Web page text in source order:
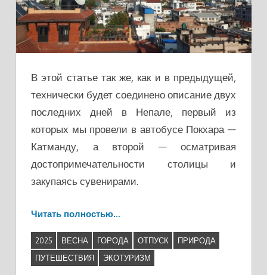
В этой статье так же, как и в предыдущей,
технически будет соединено описание двух
последних дней в Непале, первый из
которых мы провели в автобусе Покхара —
Катманду, а второй — осматривая
достопримечательности столицы и
закупаясь сувенирами.
Читать полностью…
2025 ВЕСНА ГОРОДА ОТПУСК
ПРИРОДА
ПУТЕШЕСТВИЯ
ЭКОТУРИЗМ